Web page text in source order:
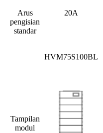
Arus
pengisian
standar
20A
HVM75S100BL
Tampilan
modul